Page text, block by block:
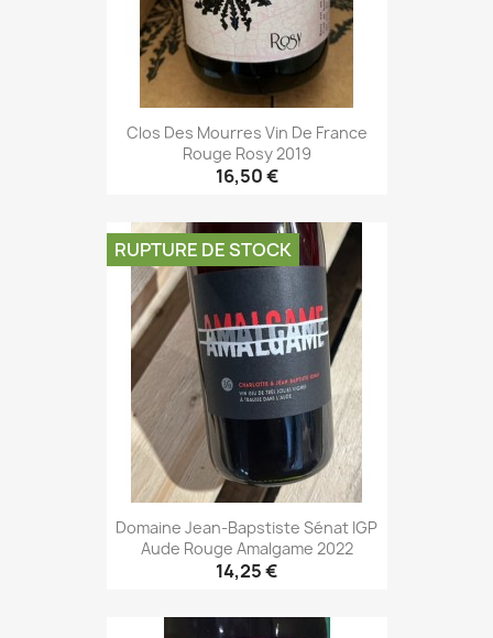
Clos Des Mourres Vin De France
Rouge Rosy 2019
16,50 €
Domaine Jean-Bapstiste Sénat IGP
Aude Rouge Amalgame 2022
14,25 €
RUPTURE DE STOCK